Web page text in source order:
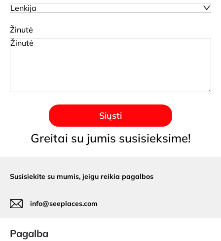
Lenkija
Žinutė
Greitai su jumis susisieksime!
Siųsti
Susisiekite su mumis, jeigu reikia pagalbos
info@seeplaces.com
Pagalba